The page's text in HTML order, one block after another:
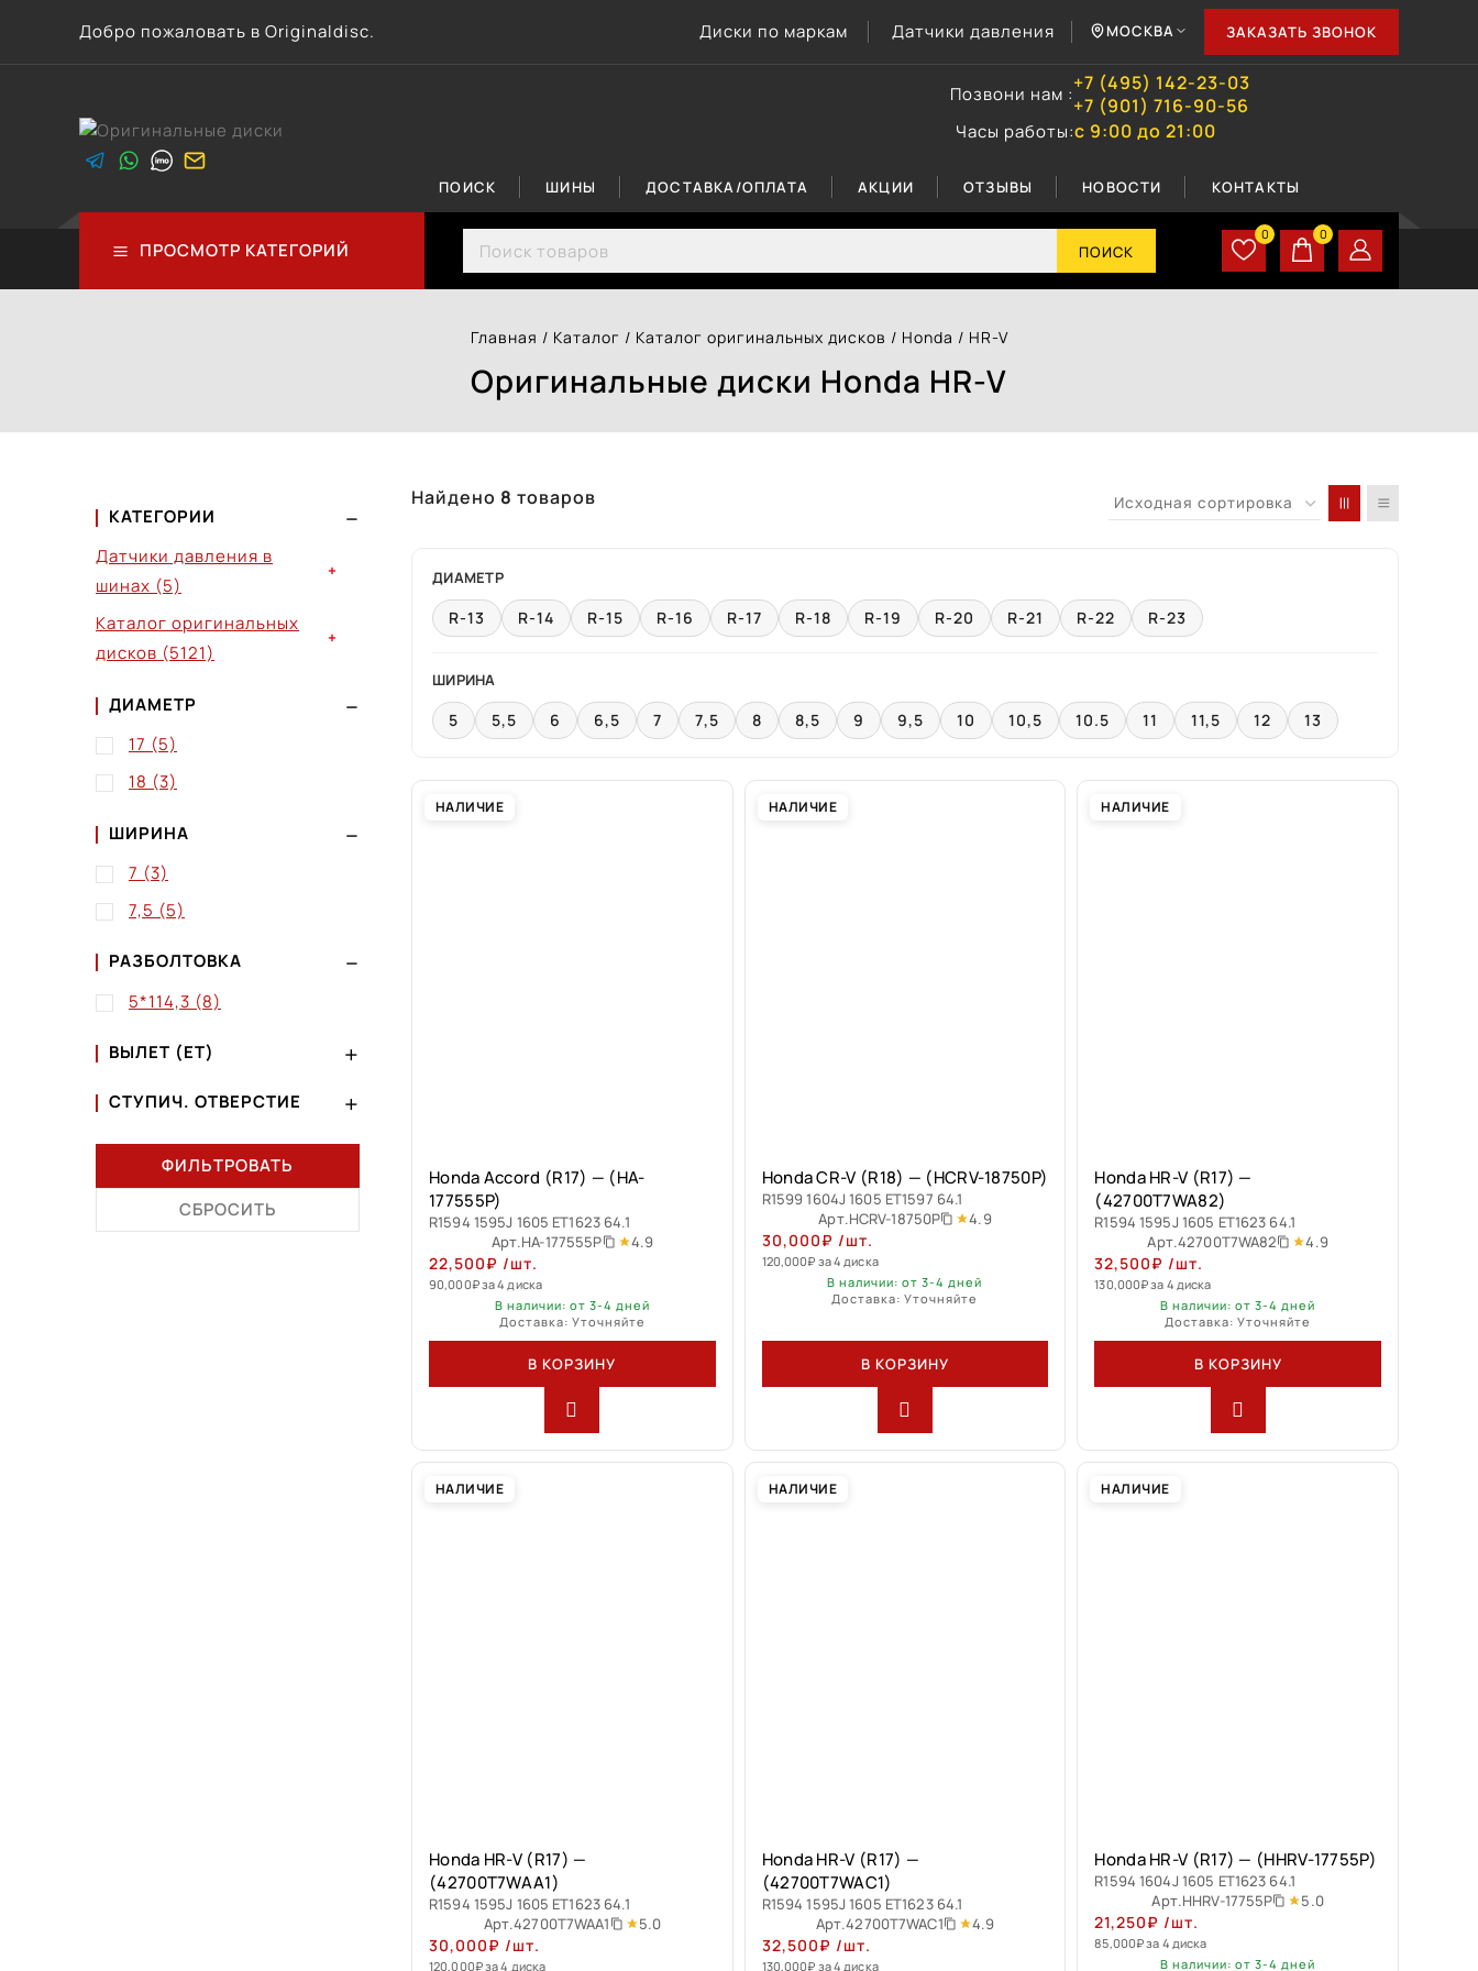
Добро пожаловать в Originaldisc. Диски по маркам Датчики давления МОСКВА ЗАКАЗАТЬ ЗВОНОК
Позвони нам :+7 (495) 142-23-03
+7 (901) 716-90-56
Часы работы:с 9:00 до 21:00
ПОИСК ШИНЫ ДОСТАВКА/ОПЛАТА АКЦИИ ОТЗЫВЫ НОВОСТИ КОНТАКТЫ
ПРОСМОТР КАТЕГОРИЙ Search for: ПОИСК
0 0
Главная / Каталог / Каталог оригинальных дисков / Honda / HR-V
Оригинальные диски Honda HR-V
Найдено 8 товаров
ДИАМЕТР
R-13 R-14 R-15 R-16 R-17 R-18 R-19 R-20 R-21 R-22 R-23
ШИРИНА
5 5,5 6 6,5 7 7,5 8 8,5 9 9,5 10 10,5 10.5 11 11,5 12 13
НАЛИЧИЕ
Honda Accord (R17) — (HA-
177555P)
R1594 1595J 1605 ET1623 64.1
Арт.HA-177555P 4.9
22,500₽ /шт.
90,000₽за 4 диска
В наличии: от 3-4 дней
Доставка: Уточняйте
В КОРЗИНУ
НАЛИЧИЕ
Honda CR-V (R18) — (HCRV-18750P)
R1599 1604J 1605 ET1597 64.1
Арт.HCRV-18750P 4.9
30,000₽ /шт.
120,000₽ за 4 диска
В наличии: от 3-4 дней
Доставка: Уточняйте
В КОРЗИНУ
НАЛИЧИЕ
Honda HR-V (R17) —
(42700T7WA82)
R1594 1595J 1605 ET1623 64.1
Арт.42700T7WA82 4.9
32,500₽ /шт.
130,000₽за 4 диска
В наличии: от 3-4 дней
Доставка: Уточняйте
В КОРЗИНУ
НАЛИЧИЕ
Honda HR-V (R17) —
(42700T7WAA1)
R1594 1595J 1605 ET1623 64.1
Арт.42700T7WAA1 5.0
30,000₽ /шт.
120,000₽за 4 диска
НАЛИЧИЕ
Honda HR-V (R17) —
(42700T7WAC1)
R1594 1595J 1605 ET1623 64.1
Арт.42700T7WAC1 4.9
32,500₽ /шт.
130,000₽ за 4 диска
НАЛИЧИЕ
Honda HR-V (R17) — (HHRV-17755P)
R1594 1604J 1605 ET1623 64.1
Арт.HHRV-17755P 5.0
21,250₽ /шт.
85,000₽за 4 диска
В наличии: от 3-4 дней
КАТЕГОРИИ
Датчики давления в
шинах (5)
+
Каталог оригинальных
дисков (5121)
+
ДИАМЕТР
17 (5)
18 (3)
ШИРИНА
7 (3)
7,5 (5)
РАЗБОЛТОВКА
5*114,3 (8)
ВЫЛЕТ (ET)
СТУПИЧ. ОТВЕРСТИЕ
ФИЛЬТРОВАТЬ
СБРОСИТЬ